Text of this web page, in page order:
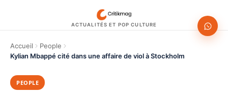
ACTUALITÉS ET POP CULTURE
Accueil
People
Kylian Mbappé cité dans une affaire de viol à Stockholm
PEOPLE